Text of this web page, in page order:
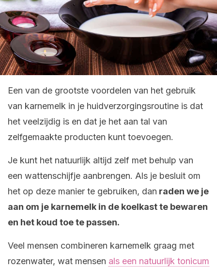
Een van de grootste voordelen van het gebruik
van karnemelk in je huidverzorgingsroutine is dat
het veelzijdig is en dat je het aan tal van
zelfgemaakte producten kunt toevoegen.
Je kunt het natuurlijk altijd zelf met behulp van
een wattenschijfje aanbrengen. Als je besluit om
het op deze manier te gebruiken, dan raden we je
aan om je karnemelk in de koelkast te bewaren
en het koud toe te passen.
Veel mensen combineren karnemelk graag met
rozenwater, wat mensen als een natuurlijk tonicum